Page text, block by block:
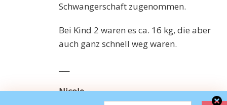
Schwangerschaft zugenommen.
Bei Kind 2 waren es ca. 16 kg, die aber
auch ganz schnell weg waren.
Nicole